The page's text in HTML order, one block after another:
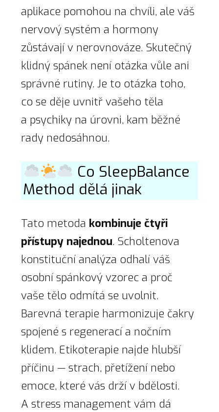
aplikace pomohou na chvíli, ale váš
nervový systém a hormony
zůstávají v nerovnováze. Skutečný
klidný spánek není otázka vůle ani
správné rutiny. Je to otázka toho,
co se děje uvnitř vašeho těla
a psychiky na úrovni, kam běžné
rady nedosáhnou.
Co SleepBalance
Method dělá jinak
Tato metoda kombinuje čtyři
přístupy najednou. Scholtenova
konstituční analýza odhalí váš
osobní spánkový vzorec a proč
vaše tělo odmítá se uvolnit.
Barevná terapie harmonizuje čakry
spojené s regenerací a nočním
klidem. Etikoterapie najde hlubší
příčinu — strach, přetížení nebo
emoce, které vás drží v bdělosti.
A stress management vám dá